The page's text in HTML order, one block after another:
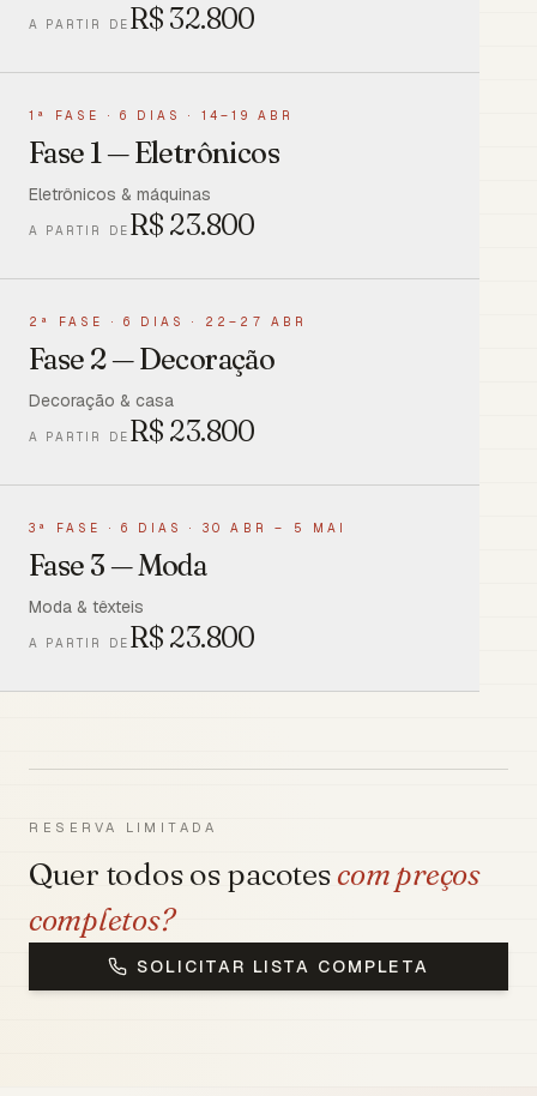
A PARTIR DE R$ 32.800
1ª FASE · 6 DIAS · 14–19 ABR
Fase 1 — Eletrônicos
Eletrônicos & máquinas
A PARTIR DE R$ 23.800
2ª FASE · 6 DIAS · 22–27 ABR
Fase 2 — Decoração
Decoração & casa
A PARTIR DE R$ 23.800
3ª FASE · 6 DIAS · 30 ABR – 5 MAI
Fase 3 — Moda
Moda & têxteis
A PARTIR DE R$ 23.800
RESERVA LIMITADA
Quer todos os pacotescom preços
completos?
SOLICITAR LISTA COMPLETA